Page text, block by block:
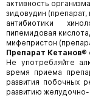
активность
зидовудин
антибиотики
пипемидовая
мифепристон
Препарат Кетанов®
Не употребляйте
время приема
развития побочных
развитию